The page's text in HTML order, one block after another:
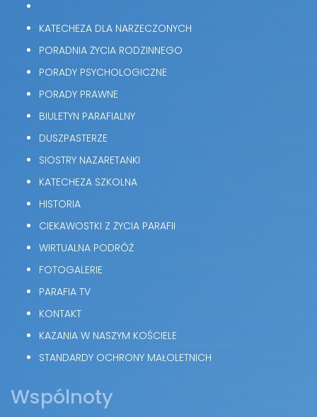
KATECHEZA DLA NARZECZONYCH
PORADNIA ŻYCIA RODZINNEGO
PORADY PSYCHOLOGICZNE
PORADY PRAWNE
BIULETYN PARAFIALNY
DUSZPASTERZE
SIOSTRY NAZARETANKI
KATECHEZA SZKOLNA
HISTORIA
CIEKAWOSTKI Z ŻYCIA PARAFII
WIRTUALNA PODRÓŻ
FOTOGALERIE
PARAFIA TV
KONTAKT
KAZANIA W NASZYM KOŚCIELE
STANDARDY OCHRONY MAŁOLETNICH
Wspólnoty